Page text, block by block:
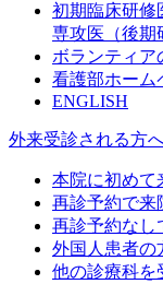
初期臨床研修
専攻医（後期
ボランティア
看護部ホーム
ENGLISH
外来受診される方
本院に初めて
再診予約で来
再診予約なし
外国人患者の
他の診療科を